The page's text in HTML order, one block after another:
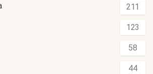
211
123
58
44